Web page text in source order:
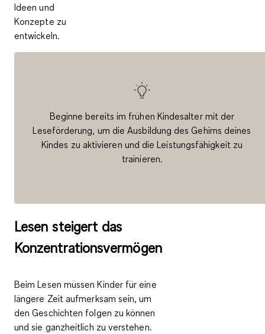
Ideen und
Konzepte zu
entwickeln.
Beginne bereits im frühen Kindesalter mit der
Leseförderung, um die Ausbildung des Gehirns deines
Kindes zu aktivieren und die Leistungsfähigkeit zu
trainieren.
Lesen steigert das
Konzentrationsvermögen
Beim Lesen müssen Kinder für eine
längere Zeit aufmerksam sein, um
den Geschichten folgen zu können
und sie ganzheitlich zu verstehen.